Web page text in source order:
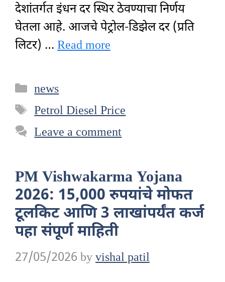
देशांतर्गत इंधन दर स्थिर ठेवण्याचा निर्णय
घेतला आहे. आजचे पेट्रोल-डिझेल दर (प्रति
लिटर) … Read more
Categories
news
Tags
Petrol Diesel Price
Leave a comment
PM Vishwakarma Yojana
2026: 15,000 रुपयांचे मोफत
टूलकिट आणि 3 लाखांपर्यंत कर्ज
पहा संपूर्ण माहिती
27/05/2026 byvishal patil